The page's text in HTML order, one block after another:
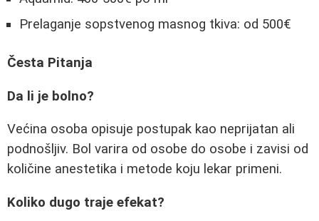
Prelaganje sopstvenog masnog tkiva: od 500€
Česta Pitanja
Da li je bolno?
Većina osoba opisuje postupak kao neprijatan ali
podnošljiv. Bol varira od osobe do osobe i zavisi od
količine anestetika i metode koju lekar primeni.
Koliko dugo traje efekat?